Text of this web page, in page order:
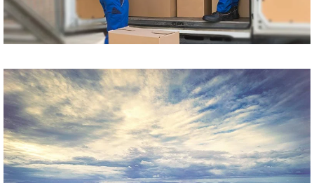
Przewóz paczek